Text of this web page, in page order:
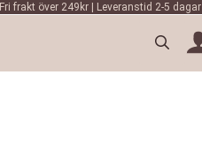
Fri frakt över 249kr | Leveranstid 2-5 dagar
Search